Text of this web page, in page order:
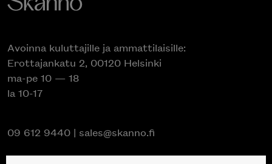
Avoinna kuluttajille ja ammattilaisille:
Erottajankatu 2, 00120 Helsinki
ma-pe 10 — 18
la 10-17
09 612 9440 | sales@skanno.fi